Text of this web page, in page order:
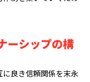
ーシップの構
良き信頼関係を末永